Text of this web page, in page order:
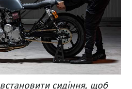
сидіння, щоб